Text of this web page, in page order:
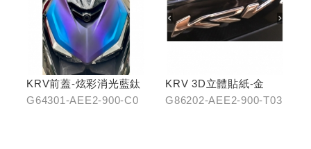
KRV前蓋-炫彩消光藍鈦
G64301-AEE2-900-C0
KRV 3D立體貼紙-金
G86202-AEE2-900-T03